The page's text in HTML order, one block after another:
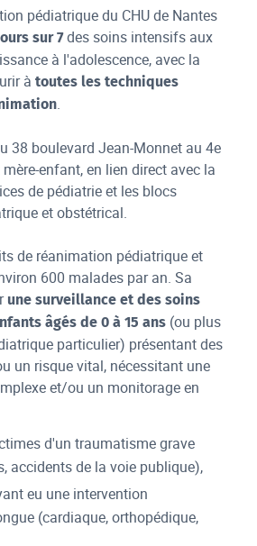
pédiatrique du CHU de Nantes
sur 7des soins intensifs aux
à l'adolescence, avec la
àtoutes les techniques
.
38 boulevard Jean-Monnet au 4e
enfant, en lien direct avec la
de pédiatrie et les blocs
et obstétrical.
de réanimation pédiatrique et
600 malades par an. Sa
une surveillance et des soins
âgés de 0 à 15 ans (ou plus
particulier) présentant des
un risque vital, nécessitant une
et/ou un monitorage en
d'un traumatisme grave
accidents de la voie publique),
eu une intervention
(cardiaque, orthopédique,